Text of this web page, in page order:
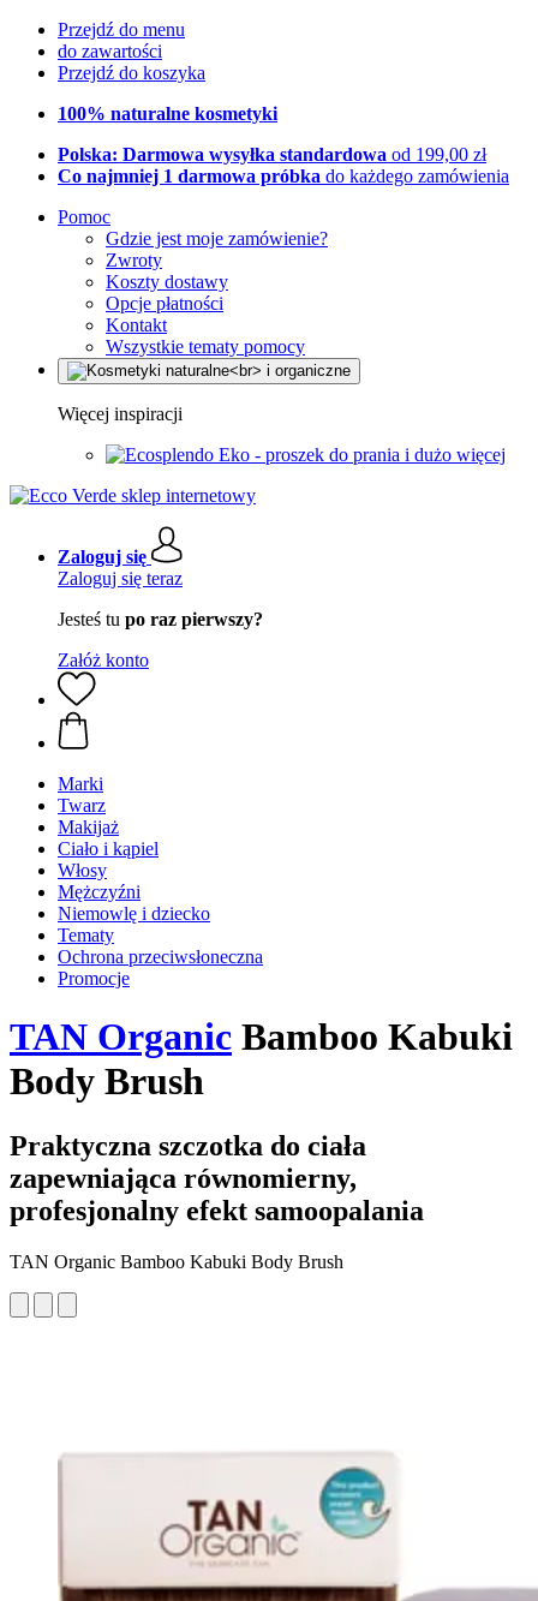
Przejdź do menu
do zawartości
Przejdź do koszyka
100% naturalne kosmetyki
Polska: Darmowa wysyłka standardowa od 199,00 zł
Co najmniej 1 darmowa próbka do każdego zamówienia
Pomoc
Gdzie jest moje zamówienie?
Zwroty
Koszty dostawy
Opcje płatności
Kontakt
Wszystkie tematy pomocy
Więcej inspiracji
Eko - proszek do prania i dużo więcej
Zaloguj się
Zaloguj się teraz
Jesteś tu po raz pierwszy?
Załóż konto
Marki
Twarz
Makijaż
Ciało i kąpiel
Włosy
Mężczyźni
Niemowlę i dziecko
Tematy
Ochrona przeciwsłoneczna
Promocje
TAN Organic Bamboo Kabuki
Body Brush
Praktyczna szczotka do ciała
zapewniająca równomierny,
profesjonalny efekt samoopalania
TAN Organic Bamboo Kabuki Body Brush